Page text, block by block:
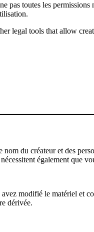
pas toutes les
legal tools that allow
du créateur et des
également que
modifié le matériel et
dérivée.